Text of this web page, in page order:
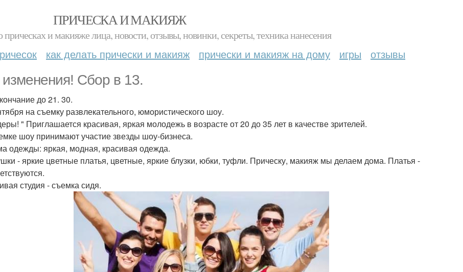
ПРИЧЕСКА И МАКИЯЖ
и макияже лица, новости, отзывы, новинки, секреты, техника нанесения
как делать прически и макияж прически и макияж на дому игры отзывы
Сбор в 13.
до 21. 30.
на съемку развлекательного, юмористического шоу.
" Приглашается красивая, яркая молодежь в возрасте от 20 до 35 лет в качестве зрителей.
шоу принимают участие звезды шоу-бизнеса.
одежды: яркая, модная, красивая одежда.
- яркие цветные платья, цветные, яркие блузки, юбки, туфли. Прическу, макияж мы делаем дома. Платья -
студия - съемка сидя.